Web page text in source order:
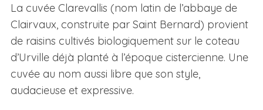
La cuvée Clarevallis (nom latin de l’abbaye de
Clairvaux, construite par Saint Bernard) provient
de raisins cultivés biologiquement sur le coteau
d’Urville déjà planté à l’époque cistercienne. Une
cuvée au nom aussi libre que son style,
audacieuse et expressive.